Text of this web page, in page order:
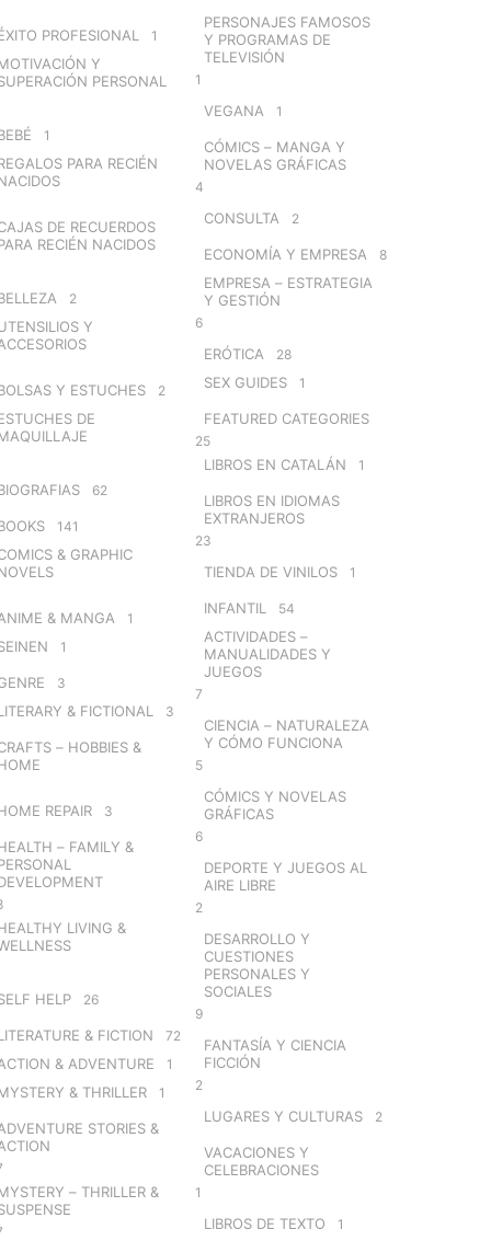
PROFESIONAL 1
Y
PERSONAL
1
PARA RECIÉN
DE RECUERDOS
RECIÉN NACIDOS
2
Y
Y ESTUCHES 2
DE
62
141
& GRAPHIC
& MANGA 1
1
3
& FICTIONAL 3
– HOBBIES &
REPAIR 3
– FAMILY &
LIVING &
HELP 26
& FICTION 72
& ADVENTURE 1
& THRILLER 1
STORIES &
– THRILLER &
PERSONAJES FAMOSOS
Y PROGRAMAS DE
TELEVISIÓN
1
VEGANA 1
CÓMICS – MANGA Y
NOVELAS GRÁFICAS
4
CONSULTA 2
ECONOMÍA Y EMPRESA 8
EMPRESA – ESTRATEGIA
Y GESTIÓN
6
ERÓTICA 28
SEX GUIDES 1
FEATURED CATEGORIES
25
LIBROS EN CATALÁN 1
LIBROS EN IDIOMAS
EXTRANJEROS
23
TIENDA DE VINILOS 1
INFANTIL 54
ACTIVIDADES –
MANUALIDADES Y
JUEGOS
7
CIENCIA – NATURALEZA
Y CÓMO FUNCIONA
5
CÓMICS Y NOVELAS
GRÁFICAS
6
DEPORTE Y JUEGOS AL
AIRE LIBRE
2
DESARROLLO Y
CUESTIONES
PERSONALES Y
SOCIALES
9
FANTASÍA Y CIENCIA
FICCIÓN
2
LUGARES Y CULTURAS 2
VACACIONES Y
CELEBRACIONES
1
LIBROS DE TEXTO 1